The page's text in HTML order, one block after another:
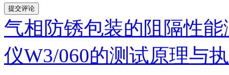
气相防锈包装的阻隔性能
仪W3/060的测试原理与